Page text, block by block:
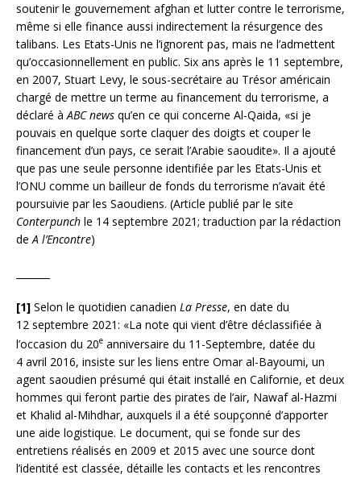
soutenir le gouvernement afghan et lutter contre le terrorisme,
même si elle finance aussi indirectement la résurgence des
talibans. Les Etats-Unis ne l’ignorent pas, mais ne l’admettent
qu’occasionnellement en public. Six ans après le 11 septembre,
en 2007, Stuart Levy, le sous-secrétaire au Trésor américain
chargé de mettre un terme au financement du terrorisme, a
déclaré àABC news qu’en ce qui concerne Al-Qaida, «si je
pouvais en quelque sorte claquer des doigts et couper le
financement d’un pays, ce serait l’Arabie saoudite». Il a ajouté
que pas une seule personne identifiée par les Etats-Unis et
l’ONU comme un bailleur de fonds du terrorisme n’avait été
poursuivie par les Saoudiens. (Article publié par le site
Conterpunch le 14 septembre 2021; traduction par la rédaction
deA l’Encontre)
[1] Selon le quotidien canadien La Presse, en date du
12 septembre 2021: «La note qui vient d’être déclassifiée à
l’occasion du 20e anniversaire du 11-Septembre, datée du
4 avril 2016, insiste sur les liens entre Omar al-Bayoumi, un
agent saoudien présumé qui était installé en Californie, et deux
hommes qui feront partie des pirates de l’air, Nawaf al-Hazmi
et Khalid al-Mihdhar, auxquels il a été soupçonné d’apporter
une aide logistique. Le document, qui se fonde sur des
entretiens réalisés en 2009 et 2015 avec une source dont
l’identité est classée, détaille les contacts et les rencontres